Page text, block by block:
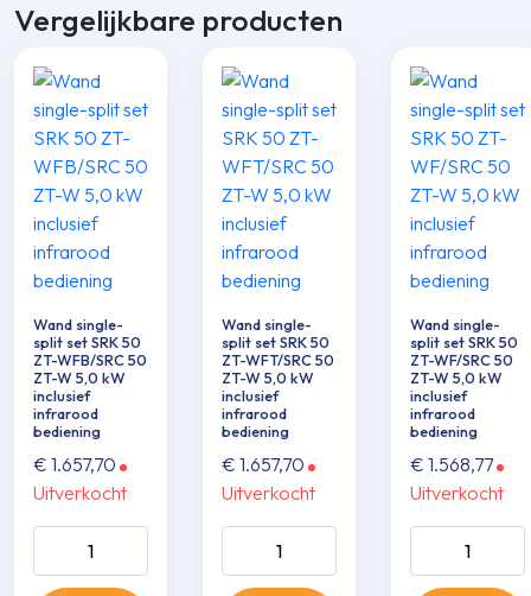
Vergelijkbare producten
Wand single-
split set SRK 50
ZT-WFB/SRC 50
ZT-W 5,0 kW
inclusief
infrarood
bediening
€ 1.657,70
Uitverkocht
Wand single-split
set SRK 50 ZT-
Wand single-
split set SRK 50
ZT-WFT/SRC 50
ZT-W 5,0 kW
inclusief
infrarood
bediening
€ 1.657,70
Uitverkocht
Wand single-split
set SRK 50 ZT-
Wand single-
split set SRK 50
ZT-WF/SRC 50
ZT-W 5,0 kW
inclusief
infrarood
bediening
€ 1.568,77
Uitverkocht
Wand single-
set SRK 50